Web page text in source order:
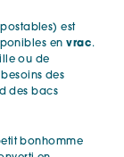
est
envrac.
ou de
des
des bacs
bonhomme